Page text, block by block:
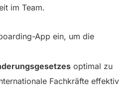
im Team.
App ein, um die
optimal zu
Fachkräfte effektiv